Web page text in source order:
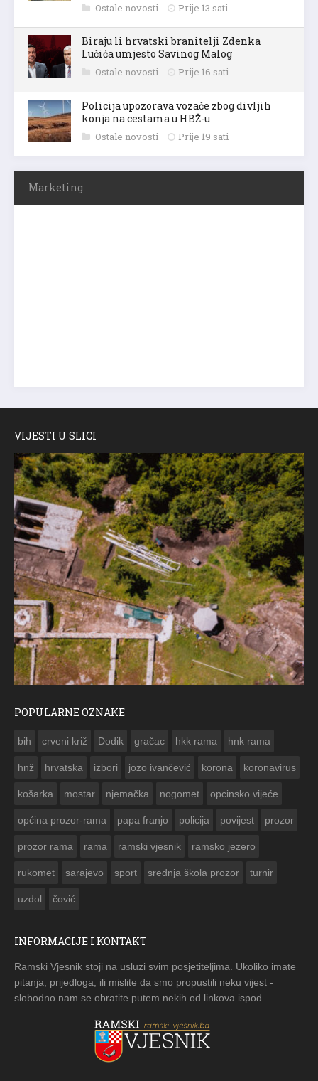
Ostale novosti Prije 13 sati
Biraju li hrvatski branitelji Zdenka
Lučića umjesto Savinog Malog
Ostale novosti Prije 16 sati
Policija upozorava vozače zbog divljih
konja na cestama u HBŽ-u
Ostale novosti Prije 19 sati
Marketing
VIJESTI U SLICI
POPULARNE OZNAKE
bih crveni križ Dodik gračac hkk rama hnk rama
hnž hrvatska izbori jozo ivančević korona koronavirus
košarka mostar njemačka nogomet opcinsko vijeće
općina prozor-rama papa franjo policija povijest prozor
prozor rama rama ramski vjesnik ramsko jezero
rukomet sarajevo sport srednja škola prozor turnir
uzdol čović
INFORMACIJE I KONTAKT
Ramski Vjesnik stoji na usluzi svim posjetiteljima. Ukoliko imate
pitanja, prijedloga, ili mislite da smo propustili neku vijest -
slobodno nam se obratite putem nekih od linkova ispod.